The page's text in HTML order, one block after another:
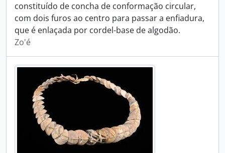
constituído de concha de conformação circular,
com dois furos ao centro para passar a enfiadura,
que é enlaçada por cordel-base de algodão.
Zo'é